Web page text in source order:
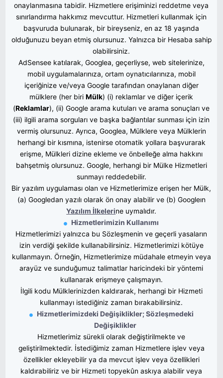
onaylanmasına tabidir. Hizmetlere erişiminizi reddetme veya
sınırlandırma hakkımız mevcuttur. Hizmetleri kullanmak için
başvuruda bulunarak, bir bireyseniz, en az 18 yaşında
olduğunuzu beyan etmiş olursunuz. Yalnızca bir Hesaba sahip
olabilirsiniz.
AdSensee katılarak, Googlea, geçerliyse, web sitelerinize,
mobil uygulamalarınıza, ortam oynatıcılarınıza, mobil
içeriğinize ve/veya Google tarafından onaylanan diğer
mülklere (her biri Mülk) (i) reklamlar ve diğer içerik
(Reklamlar), (ii) Google arama kutuları ve arama sonuçları ve
(iii) ilgili arama sorguları ve başka bağlantılar sunması için izin
vermiş olursunuz. Ayrıca, Googlea, Mülklere veya Mülklerin
herhangi bir kısmına, istenirse otomatik yollara başvurarak
erişme, Mülkleri dizine ekleme ve önbelleğe alma hakkını
bahşetmiş olursunuz. Google, herhangi bir Mülke Hizmetleri
sunmayı reddedebilir.
Bir yazılım uygulaması olan ve Hizmetlerimize erişen her Mülk,
(a) Googledan yazılı olarak ön onay alabilir ve (b) Googleın
Yazılım İlkelerine uymalıdır.
Hizmetlerimizin Kullanımı
Hizmetlerimizi yalnızca bu Sözleşmenin ve geçerli yasaların
izin verdiği şekilde kullanabilirsiniz. Hizmetlerimizi kötüye
kullanmayın. Örneğin, Hizmetlerimize müdahale etmeyin veya
arayüz ve sunduğumuz talimatlar haricindeki bir yöntemi
kullanarak erişmeye çalışmayın.
İlgili kodu Mülklerinizden kaldırarak, herhangi bir Hizmeti
kullanmayı istediğiniz zaman bırakabilirsiniz.
Hizmetlerimizdeki Değişiklikler; Sözleşmedeki
Değişiklikler
Hizmetlerimiz sürekli olarak değiştirilmekte ve
geliştirilmektedir. İstediğimiz zaman Hizmetlere işlev veya
özellikler ekleyebilir ya da mevcut işlev veya özellikleri
kaldırabiliriz ve bir Hizmeti topyekûn askıya alabilir veya